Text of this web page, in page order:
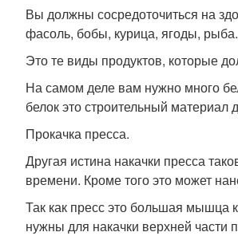
Вы должны сосредоточиться на
фасоль, бобы, курица, ягоды, рыба.
Это те виды продуктов, которые
На самом деле вам нужно много
белок это строительный материал
Прокачка пресса.
Другая истина накачки пресса
времени. Кроме того это может
Так как пресс это большая мышца
нужны для накачки верхней части